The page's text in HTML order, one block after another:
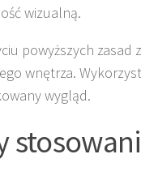
wizualną.
powyższych zasad
wnętrza.
wygląd.